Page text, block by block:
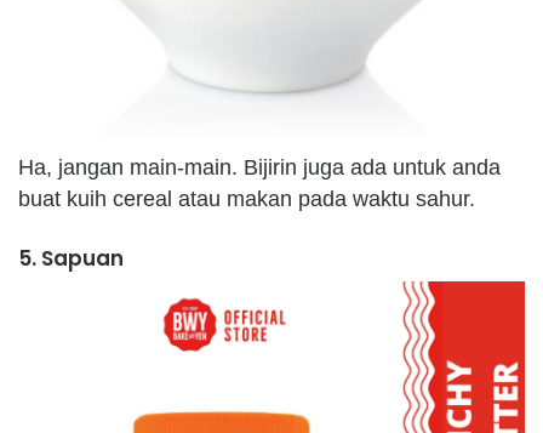
Ha, jangan main-main. Bijirin juga ada untuk anda
buat kuih cereal atau makan pada waktu sahur.
5. Sapuan